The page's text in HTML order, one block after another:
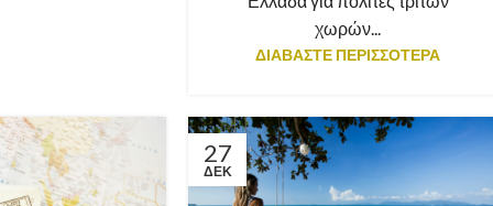
χωρών...
ΔΙΑΒΑΣΤΕ ΠΕΡΙΣΣΟΤΕΡΑ
27
ΔΕΚ